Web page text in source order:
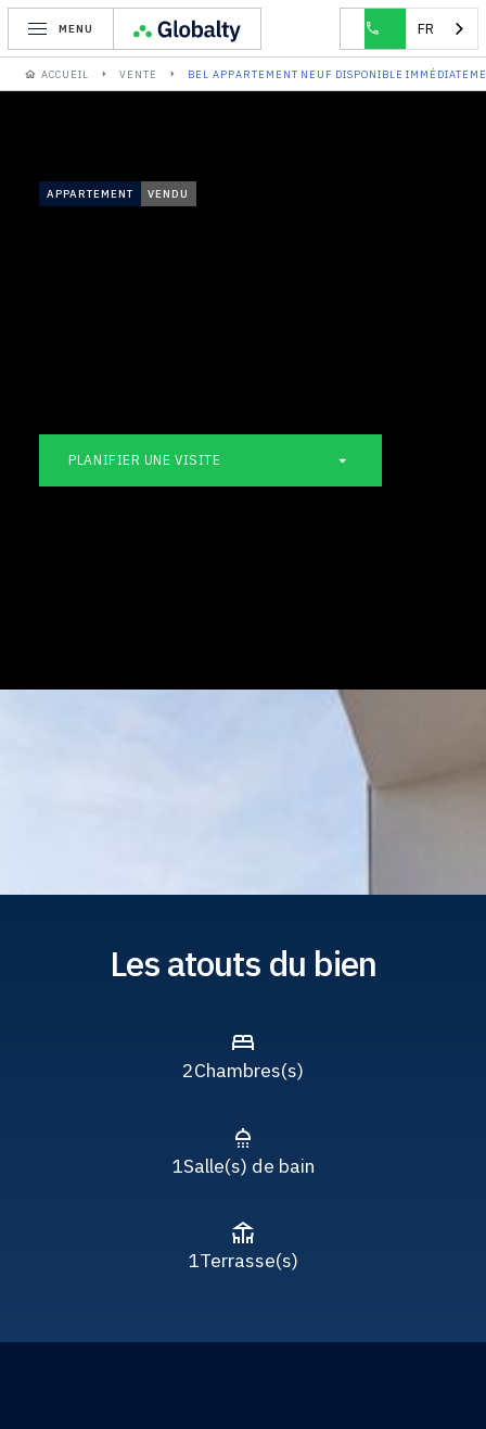
MENU FR
ACCUEIL VENTE BEL APPARTEMENT NEUF DISPONIBLE
APPARTEMENT VENDU
PLANIFIER UNE VISITE
Les atouts du bien
2Chambres(s)
1Salle(s) de bain
1Terrasse(s)